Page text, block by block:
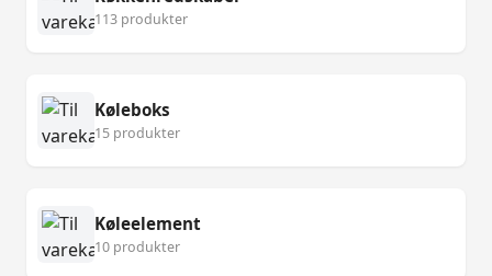
113 produkter
Køleboks
15 produkter
Køleelement
10 produkter